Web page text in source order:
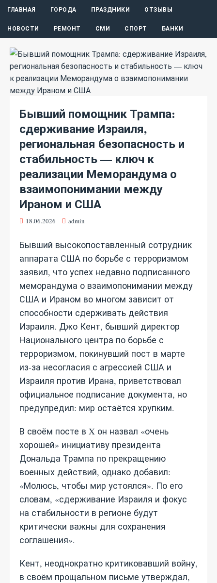
ГЛАВНАЯ ГОРОДА ПРАЗДНИКИ ОТЗЫВЫ
НОВОСТИ РЕМОНТ СМИ СПОРТ БАНКИ
Бывший помощник Трампа:
сдерживание Израиля,
региональная безопасность и
стабильность — ключ к
реализации Меморандума о
взаимопонимании между
Ираном и США
18.06.2026 admin
Бывший высокопоставленный сотрудник
аппарата США по борьбе с терроризмом
заявил, что успех недавно подписанного
меморандума о взаимопонимании между
США и Ираном во многом зависит от
способности сдерживать действия
Израиля. Джо Кент, бывший директор
Национального центра по борьбе с
терроризмом, покинувший пост в марте
из-за несогласия с агрессией США и
Израиля против Ирана, приветствовал
официальное подписание документа, но
предупредил: мир остаётся хрупким.
В своём посте в X он назвал «очень
хорошей» инициативу президента
Дональда Трампа по прекращению
военных действий, однако добавил:
«Молюсь, чтобы мир устоялся». По его
словам, «сдерживание Израиля и фокус
на стабильности в регионе будут
критически важны для сохранения
соглашения».
Кент, неоднократно критиковавший войну,
в своём прощальном письме утверждал,